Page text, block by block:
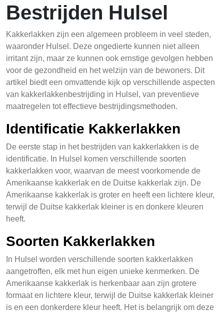
Bestrijden Hulsel
Kakkerlakken zijn een algemeen probleem in veel steden,
waaronder Hulsel. Deze ongedierte kunnen niet alleen
irritant zijn, maar ze kunnen ook ernstige gevolgen hebben
voor de gezondheid en het welzijn van de bewoners. Dit
artikel biedt een omvattende kijk op verschillende aspecten
van kakkerlakkenbestrijding in Hulsel, van preventieve
maatregelen tot effectieve bestrijdingsmethoden.
Identificatie Kakkerlakken
De eerste stap in het bestrijden van kakkerlakken is de
identificatie. In Hulsel komen verschillende soorten
kakkerlakken voor, waarvan de meest voorkomende de
Amerikaanse kakkerlak en de Duitse kakkerlak zijn. De
Amerikaanse kakkerlak is groter en heeft een lichtere kleur,
terwijl de Duitse kakkerlak kleiner is en donkere kleuren
heeft.
Soorten Kakkerlakken
In Hulsel worden verschillende soorten kakkerlakken
aangetroffen, elk met hun eigen unieke kenmerken. De
Amerikaanse kakkerlak is herkenbaar aan zijn grotere
formaat en lichtere kleur, terwijl de Duitse kakkerlak kleiner
is en een donkerdere kleur heeft. Het is belangrijk om deze